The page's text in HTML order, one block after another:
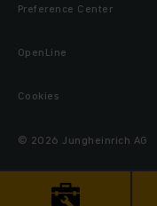
Preference Center
OpenLine
Cookies
© 2026 Jungheinrich AG